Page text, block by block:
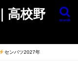
高校野
search
センバツ2027年